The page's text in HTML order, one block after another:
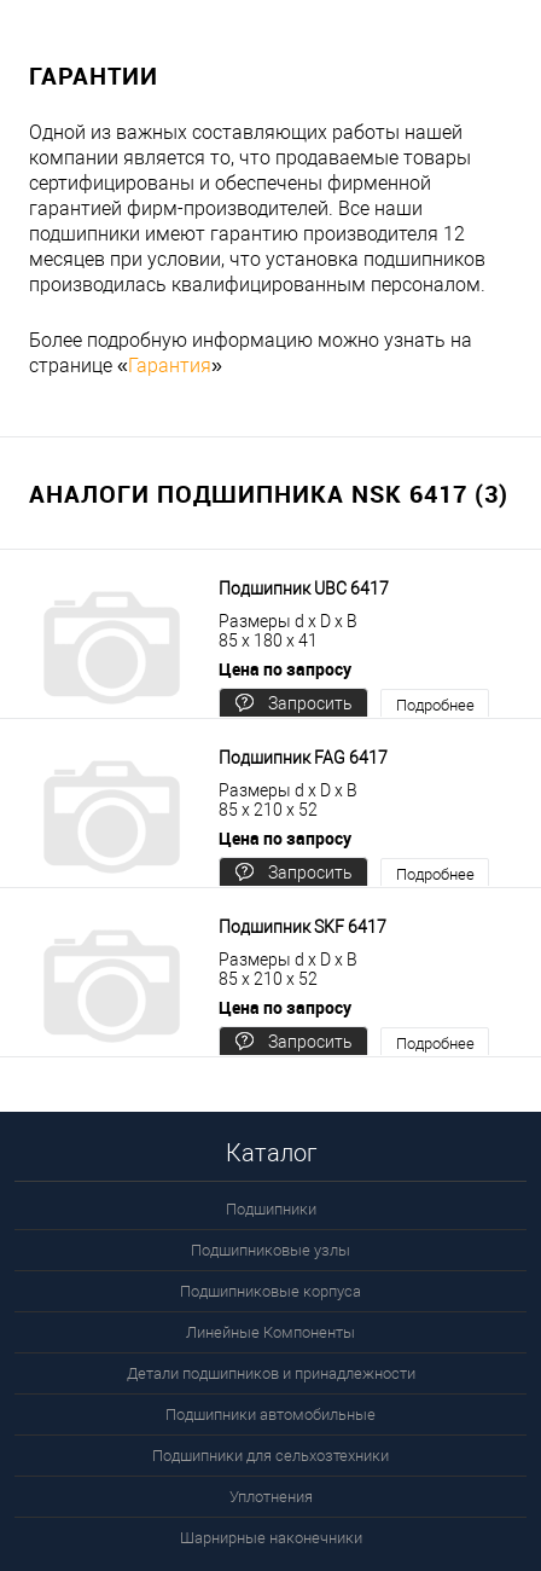
ГАРАНТИИ
Одной из важных составляющих работы нашей
компании является то, что продаваемые товары
сертифицированы и обеспечены фирменной
гарантией фирм-производителей. Все наши
подшипники имеют гарантию производителя 12
месяцев при условии, что установка подшипников
производилась квалифицированным персоналом.
Более подробную информацию можно узнать на
странице «Гарантия»
АНАЛОГИ ПОДШИПНИКА NSK 6417 (3)
Подшипник UBC 6417
Размеры d x D x B
85 x 180 x 41
Цена по запросу
Запросить
Подробнее
Подшипник FAG 6417
Размеры d x D x B
85 x 210 x 52
Цена по запросу
Запросить
Подробнее
Подшипник SKF 6417
Размеры d x D x B
85 x 210 x 52
Цена по запросу
Запросить
Подробнее
Каталог
Подшипники
Подшипниковые узлы
Подшипниковые корпуса
Линейные Компоненты
Детали подшипников и принадлежности
Подшипники автомобильные
Подшипники для сельхозтехники
Уплотнения
Шарнирные наконечники